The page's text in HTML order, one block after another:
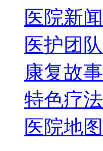
医院新闻
医护团队
康复故事
特色疗法
医院地图